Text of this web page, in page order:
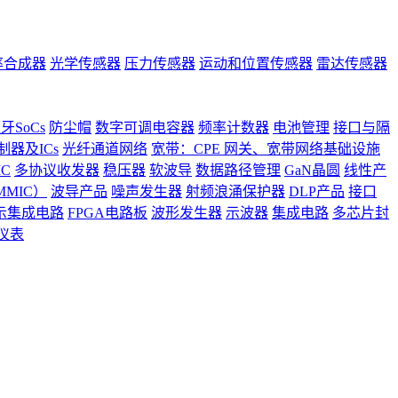
合成器 光学传感器 压力传感器 运动和位置传感器 雷达传感器
SoCs 防尘帽 数字可调电容器 频率计数器 电池管理 接口与隔
器及ICs 光纤通道网络 宽带：CPE 网关、宽带网络基础设施
多协议收发器 稳压器 软波导 数据路径管理 GaN晶圆 线性产
）
波导产品 噪声发生器 射频浪涌保护器 DLP产品 接口
集成电路 FPGA电路板 波形发生器 示波器 集成电路 多芯片封
表